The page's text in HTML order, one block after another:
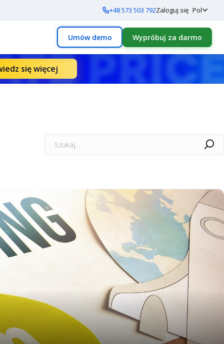
+48 573 503 792Zaloguj się Pol
Umów demo Wypróbuj za darmo
się więcej